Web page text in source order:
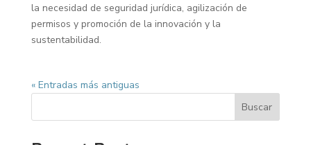
la necesidad de seguridad jurídica, agilización de
permisos y promoción de la innovación y la
sustentabilidad.
« Entradas más antiguas
Buscar